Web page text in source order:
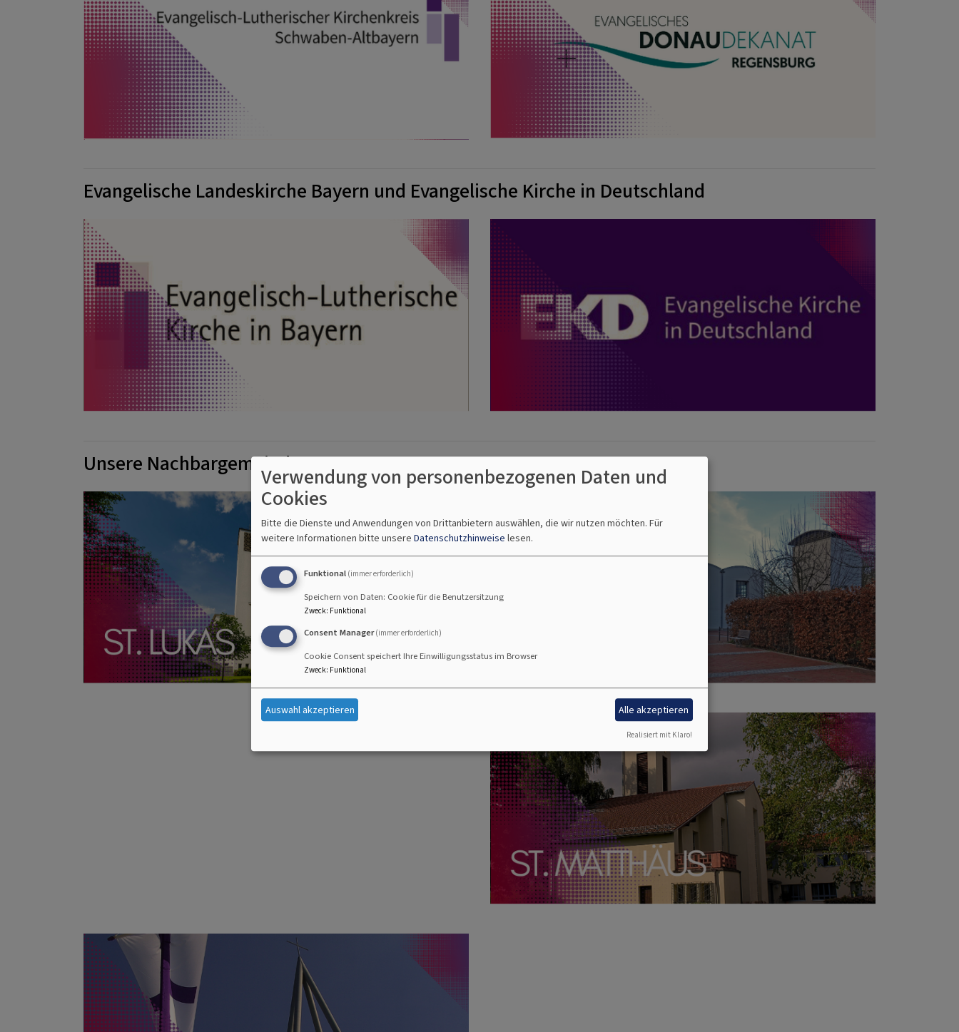
Evangelische Landeskirche Bayern und Evangelische Kirche in Deutschland
Unsere Nachbargemeinden
Verwendung von personenbezogenen Daten und
Cookies
Bitte die Dienste und Anwendungen von Drittanbietern auswählen, die wir nutzen möchten. Für
weitere Informationen bitte unsere Datenschutzhinweise lesen.
Funktional (immer erforderlich)
Speichern von Daten: Cookie für die Benutzersitzung
Zweck: Funktional
Consent Manager (immer erforderlich)
Cookie Consent speichert Ihre Einwilligungsstatus im Browser
Zweck: Funktional
Auswahl akzeptieren Alle akzeptieren
Realisiert mit Klaro!